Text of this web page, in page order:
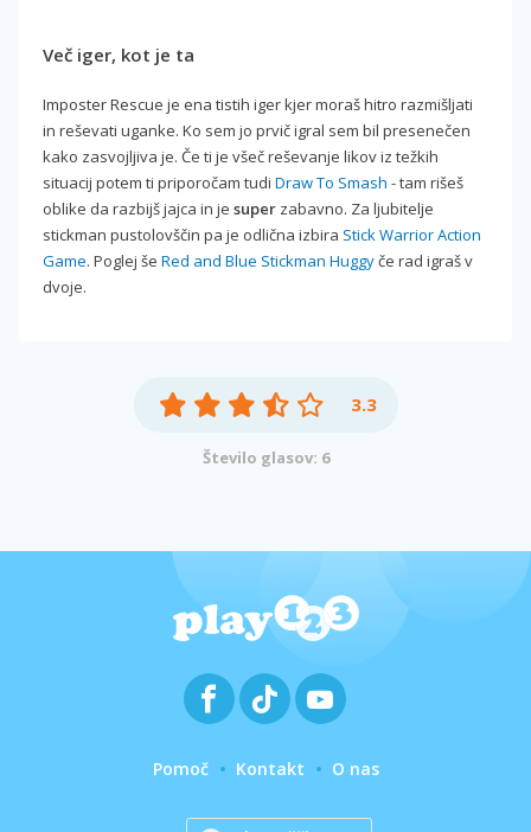
Več iger, kot je ta
Imposter Rescue je ena tistih iger kjer moraš hitro razmišljati
in reševati uganke. Ko sem jo prvič igral sem bil presenečen
kako zasvojljiva je. Če ti je všeč reševanje likov iz težkih
situacij potem ti priporočam tudi Draw To Smash - tam rišeš
oblike da razbijš jajca in je super zabavno. Za ljubitelje
stickman pustolovščin pa je odlična izbira Stick Warrior Action
Game. Poglej še Red and Blue Stickman Huggyče rad igraš v
dvoje.
3.3
Število glasov: 6
Pomoč Kontakt O nas